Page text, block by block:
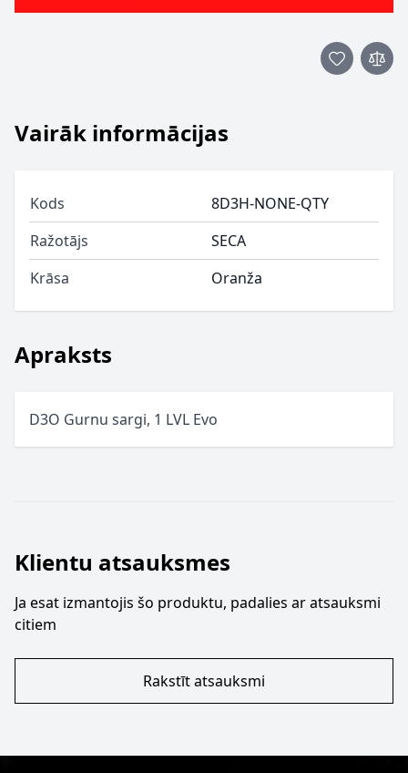
Apraksts
D3O Gurnu sargi, 1 LVL Evo
Vairāk informācijas
Kods
8D3H-NONE-QTY
Ražotājs
SECA
Krāsa
Oranža
Klientu atsauksmes
Ja esat izmantojis šo produktu, padalies ar atsauksmi
citiem
Rakstīt atsauksmi